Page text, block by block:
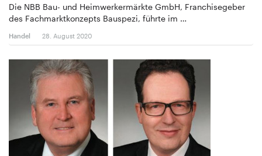
Die NBB Bau- und Heimwerkermärkte GmbH, Franchisegeber
des Fachmarktkonzepts Bauspezi, führte im …
Handel 28. August 2020